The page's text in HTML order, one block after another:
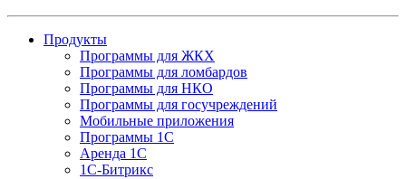
Продукты
Программы для ЖКХ
Программы для ломбардов
Программы для НКО
Программы для госучреждений
Мобильные приложения
Программы 1С
Аренда 1С
1С-Битрикс